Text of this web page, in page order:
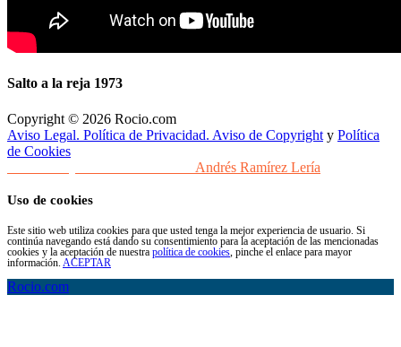
Salto a la reja 1973
Copyright © 2026 Rocio.com
Aviso Legal. Política de Privacidad. Aviso de Copyright y Política
de Cookies
Andrés Ramírez Lería
Uso de cookies
Este sitio web utiliza cookies para que usted tenga la mejor experiencia de usuario. Si
continúa navegando está dando su consentimiento para la aceptación de las mencionadas
cookies y la aceptación de nuestra política de cookies , pinche el enlace para mayor
información. ACEPTAR
Rocio.com